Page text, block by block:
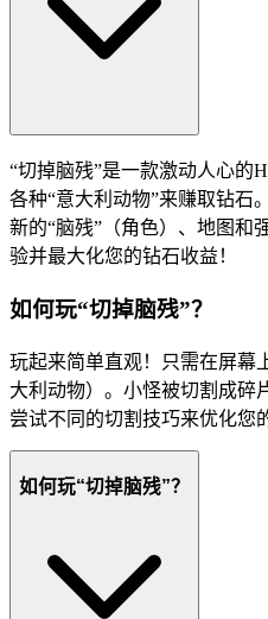
“切掉脑残”是一款激动人心的
各种“意大利动物”来赚取钻石
新的“脑残”（角色）、地图和
验并最大化您的钻石收益！
如何玩“切掉脑残”？
玩起来简单直观！只需在屏幕
大利动物）。小怪被切割成碎
尝试不同的切割技巧来优化您
如何玩“切掉脑残”？